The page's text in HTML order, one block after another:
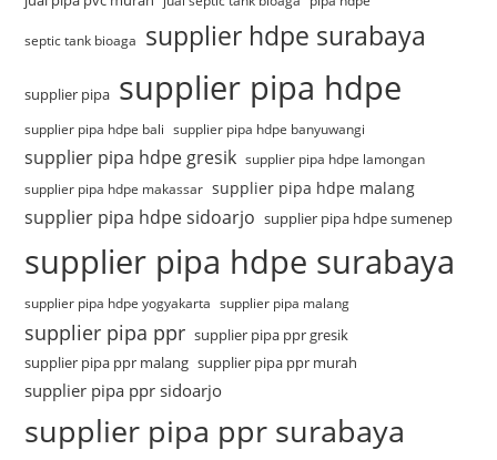
septic tank bioaga supplier hdpe surabaya
supplier pipa supplier pipa hdpe
supplier pipa hdpe bali supplier pipa hdpe banyuwangi
supplier pipa hdpe gresik supplier pipa hdpe lamongan
supplier pipa hdpe makassar supplier pipa hdpe malang
supplier pipa hdpe sidoarjo supplier pipa hdpe sumenep
supplier pipa hdpe surabaya
supplier pipa hdpe yogyakarta supplier pipa malang
supplier pipa ppr supplier pipa ppr gresik
supplier pipa ppr malang supplier pipa ppr murah
supplier pipa ppr sidoarjo
supplier pipa ppr surabaya